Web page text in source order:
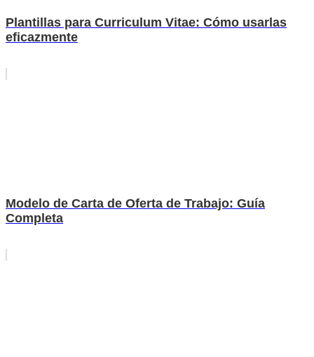
Plantillas para Curriculum Vitae: Cómo usarlas
eficazmente
Modelo de Carta de Oferta de Trabajo: Guía
Completa